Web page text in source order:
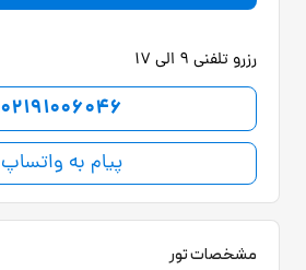
رزرو تلفنی 9 الی 17
02191006046
پیام به واتساپ
مشخصات تور